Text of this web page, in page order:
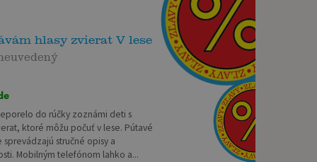
hlasy zvierat V lese
do rúčky zoznámi deti s
ktoré môžu počuť v lese. Pútavé
stručné opisy a
Mobilným telefónom lahko a...